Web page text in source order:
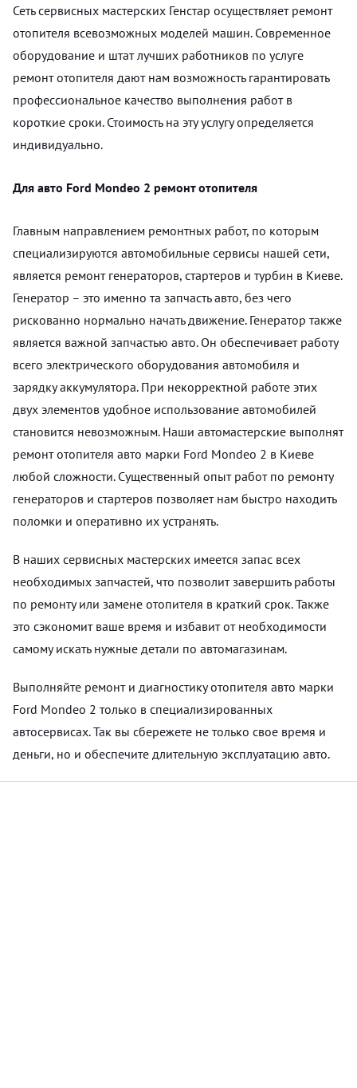
Сеть сервисных мастерских Генстар осуществляет ремонт
отопителя всевозможных моделей машин. Современное
оборудование и штат лучших работников по услуге
ремонт отопителя дают нам возможность гарантировать
профессиональное качество выполнения работ в
короткие сроки. Стоимость на эту услугу определяется
индивидуально.
Для авто Ford Mondeo 2 ремонт отопителя
Главным направлением ремонтных работ, по которым
специализируются автомобильные сервисы нашей сети,
является ремонт генераторов, стартеров и турбин в Киеве.
Генератор – это именно та запчасть авто, без чего
рискованно нормально начать движение. Генератор также
является важной запчастью авто. Он обеспечивает работу
всего электрического оборудования автомобиля и
зарядку аккумулятора. При некорректной работе этих
двух элементов удобное использование автомобилей
становится невозможным. Наши автомастерские выполнят
ремонт отопителя авто марки Ford Mondeo 2 в Киеве
любой сложности. Существенный опыт работ по ремонту
генераторов и стартеров позволяет нам быстро находить
поломки и оперативно их устранять.
В наших сервисных мастерских имеется запас всех
необходимых запчастей, что позволит завершить работы
по ремонту или замене отопителя в краткий срок. Также
это сэкономит ваше время и избавит от необходимости
самому искать нужные детали по автомагазинам.
Выполняйте ремонт и диагностику отопителя авто марки
Ford Mondeo 2 только в специализированных
автосервисах. Так вы сбережете не только свое время и
деньги, но и обеспечите длительную эксплуатацию авто.